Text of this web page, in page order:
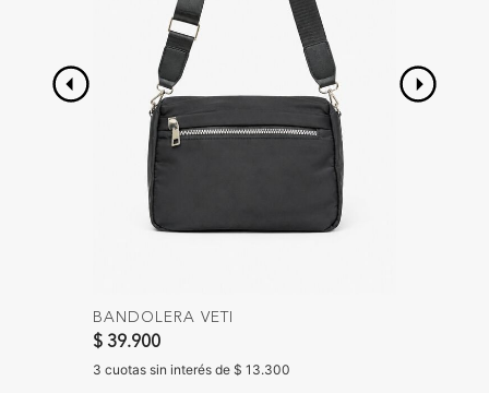
BANDOLERA VETI
$ 39.900
3 cuotas sin interés de $ 13.300